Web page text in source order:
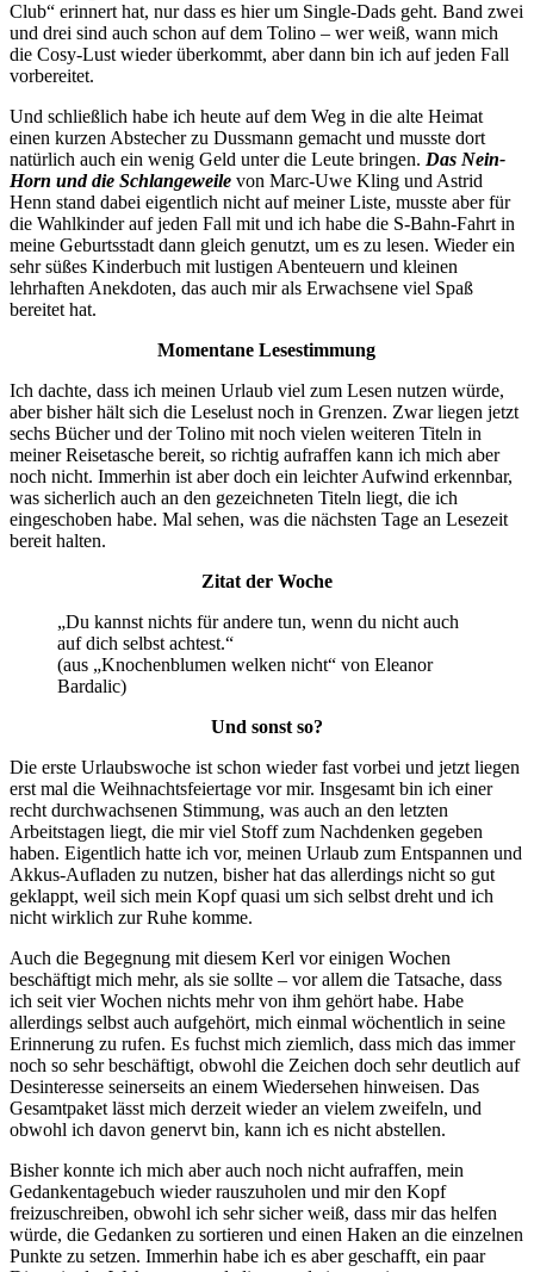
Club“ erinnert hat, nur dass es hier um Single-Dads geht. Band zwei
und drei sind auch schon auf dem Tolino – wer weiß, wann mich
die Cosy-Lust wieder überkommt, aber dann bin ich auf jeden Fall
vorbereitet.
Und schließlich habe ich heute auf dem Weg in die alte Heimat
einen kurzen Abstecher zu Dussmann gemacht und musste dort
natürlich auch ein wenig Geld unter die Leute bringen. Das Nein-
Horn und die Schlangeweile von Marc-Uwe Kling und Astrid
Henn stand dabei eigentlich nicht auf meiner Liste, musste aber für
die Wahlkinder auf jeden Fall mit und ich habe die S-Bahn-Fahrt in
meine Geburtsstadt dann gleich genutzt, um es zu lesen. Wieder ein
sehr süßes Kinderbuch mit lustigen Abenteuern und kleinen
lehrhaften Anekdoten, das auch mir als Erwachsene viel Spaß
bereitet hat.
Momentane Lesestimmung
Ich dachte, dass ich meinen Urlaub viel zum Lesen nutzen würde,
aber bisher hält sich die Leselust noch in Grenzen. Zwar liegen jetzt
sechs Bücher und der Tolino mit noch vielen weiteren Titeln in
meiner Reisetasche bereit, so richtig aufraffen kann ich mich aber
noch nicht. Immerhin ist aber doch ein leichter Aufwind erkennbar,
was sicherlich auch an den gezeichneten Titeln liegt, die ich
eingeschoben habe. Mal sehen, was die nächsten Tage an Lesezeit
bereit halten.
Zitat der Woche
„Du kannst nichts für andere tun, wenn du nicht auch
auf dich selbst achtest.“
(aus „Knochenblumen welken nicht“ von Eleanor
Bardalic)
Und sonst so?
Die erste Urlaubswoche ist schon wieder fast vorbei und jetzt liegen
erst mal die Weihnachtsfeiertage vor mir. Insgesamt bin ich einer
recht durchwachsenen Stimmung, was auch an den letzten
Arbeitstagen liegt, die mir viel Stoff zum Nachdenken gegeben
haben. Eigentlich hatte ich vor, meinen Urlaub zum Entspannen und
Akkus-Aufladen zu nutzen, bisher hat das allerdings nicht so gut
geklappt, weil sich mein Kopf quasi um sich selbst dreht und ich
nicht wirklich zur Ruhe komme.
Auch die Begegnung mit diesem Kerl vor einigen Wochen
beschäftigt mich mehr, als sie sollte – vor allem die Tatsache, dass
ich seit vier Wochen nichts mehr von ihm gehört habe. Habe
allerdings selbst auch aufgehört, mich einmal wöchentlich in seine
Erinnerung zu rufen. Es fuchst mich ziemlich, dass mich das immer
noch so sehr beschäftigt, obwohl die Zeichen doch sehr deutlich auf
Desinteresse seinerseits an einem Wiedersehen hinweisen. Das
Gesamtpaket lässt mich derzeit wieder an vielem zweifeln, und
obwohl ich davon genervt bin, kann ich es nicht abstellen.
Bisher konnte ich mich aber auch noch nicht aufraffen, mein
Gedankentagebuch wieder rauszuholen und mir den Kopf
freizuschreiben, obwohl ich sehr sicher weiß, dass mir das helfen
würde, die Gedanken zu sortieren und einen Haken an die einzelnen
Punkte zu setzen. Immerhin habe ich es aber geschafft, ein paar